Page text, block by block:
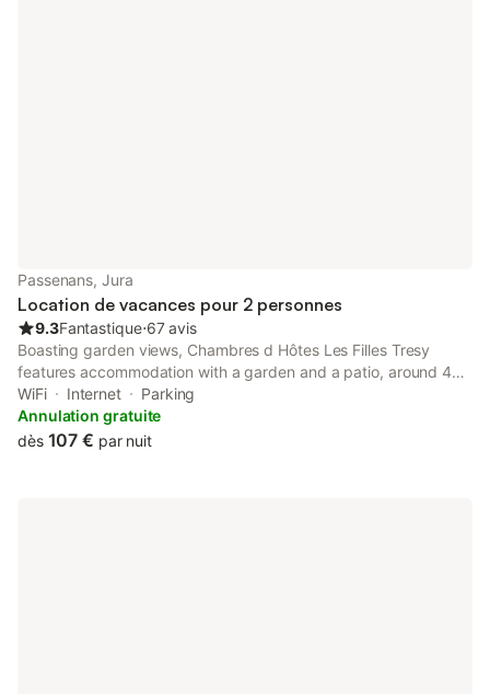
Passenans, Jura
Location de vacances pour 2 personnes
9.3Fantastique⋅67 avis
Boasting garden views, Chambres d Hôtes Les Filles Tresy
features accommodation with a garden and a patio, around 45
km from Dole Train Station. Both free WiFi and parking on-site
are accessible at the bed and breakfast free of charge.
WiFi Internet
Parking
Annulation gratuite
dès 107 € par nuit